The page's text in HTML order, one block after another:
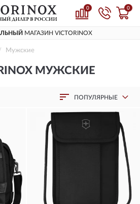
0 0
МАГАЗИН VICTORINOX
Мужские
МУЖСКИЕ
ПОПУЛЯРНЫЕ